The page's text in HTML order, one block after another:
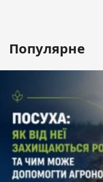
Популярне